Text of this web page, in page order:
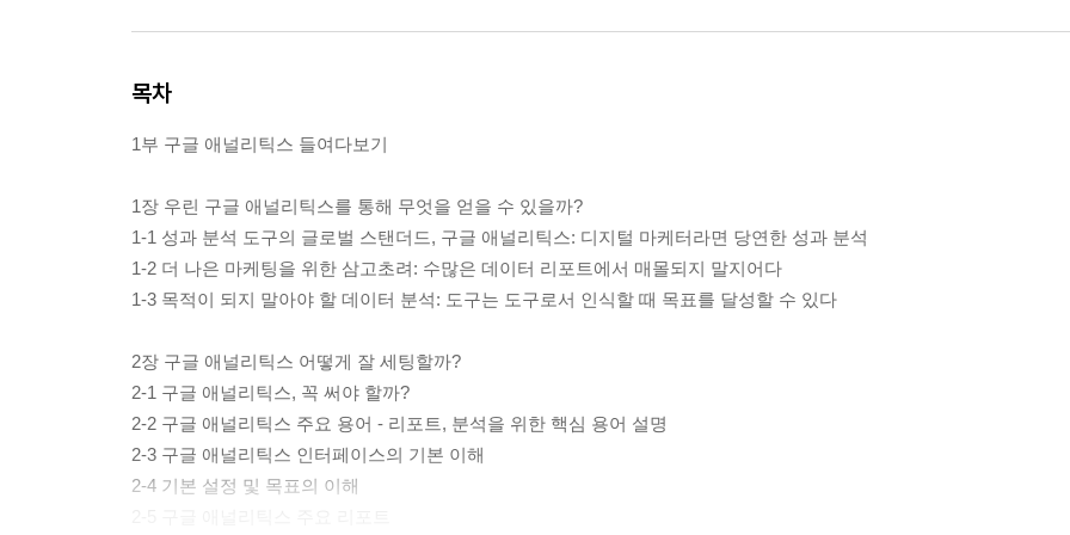
목차
1부 구글 애널리틱스 들여다보기
1장 우린 구글 애널리틱스를 통해 무엇을 얻을 수 있을까?
1-1 성과 분석 도구의 글로벌 스탠더드, 구글 애널리틱스: 디지털 마케터라면 당연한 성과 분석
1-2 더 나은 마케팅을 위한 삼고초려: 수많은 데이터 리포트에서 매몰되지 말지어다
1-3 목적이 되지 말아야 할 데이터 분석: 도구는 도구로서 인식할 때 목표를 달성할 수 있다
2장 구글 애널리틱스 어떻게 잘 세팅할까?
2-1 구글 애널리틱스, 꼭 써야 할까?
2-2 구글 애널리틱스 주요 용어 - 리포트, 분석을 위한 핵심 용어 설명
2-3 구글 애널리틱스 인터페이스의 기본 이해
2-4 기본 설정 및 목표의 이해